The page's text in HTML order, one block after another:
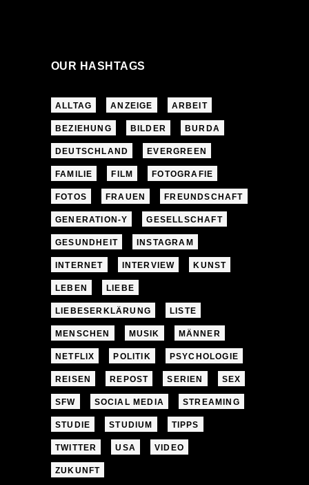
OUR HASHTAGS
ALLTAG ANZEIGE ARBEIT
BEZIEHUNG BILDER BURDA
DEUTSCHLAND EVERGREEN
FAMILIE FILM FOTOGRAFIE
FOTOS FRAUEN FREUNDSCHAFT
GENERATION-Y GESELLSCHAFT
GESUNDHEIT INSTAGRAM
INTERNET INTERVIEW KUNST
LEBEN LIEBE
LIEBESERKLÄRUNG LISTE
MENSCHEN MUSIK MÄNNER
NETFLIX POLITIK PSYCHOLOGIE
REISEN REPOST SERIEN SEX
SFW SOCIAL MEDIA STREAMING
STUDIE STUDIUM TIPPS
TWITTER USA VIDEO
ZUKUNFT